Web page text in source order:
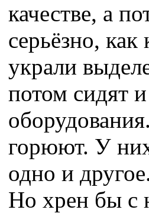
качестве, а
серьёзно,
украли
потом сидят
горюют. У них
одно и
Но хрен бы с